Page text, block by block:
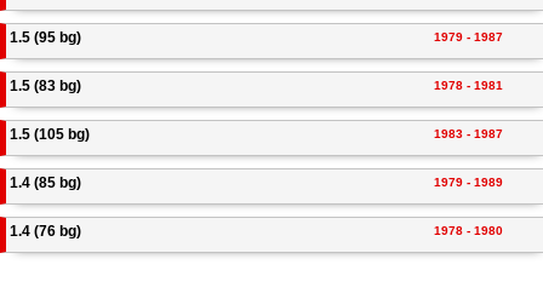
1.5 (95 bg) 1979 - 1987
1.5 (83 bg) 1978 - 1981
1.5 (105 bg) 1983 - 1987
1.4 (85 bg) 1979 - 1989
1.4 (76 bg) 1978 - 1980